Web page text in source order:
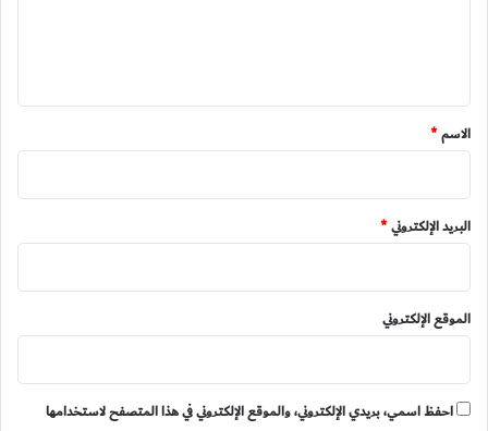
*
الاسم*
البريد الإلكتروني*
الموقع الإلكتروني
احفظ اسمي، بريدي الإلكتروني، والموقع الإلكتروني في هذا المتصفح لاستخدامها